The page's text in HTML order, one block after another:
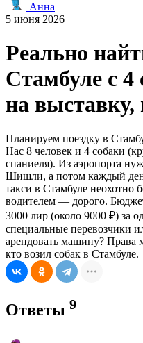
Анна
5 июня 2026
Реально
Стамбуле с
на выставку,
Планируем поездку в
Нас 8 человек и 4 собаки
спаниеля). Из аэропорта
Шишли, а потом каждый
такси в Стамбуле неохотно
водителем — дорого.
3000 лир (около 9000 ₽) за
специальные перевозчики
арендовать машину? Права
кто возил собак в Стамбуле.
Ответы 9